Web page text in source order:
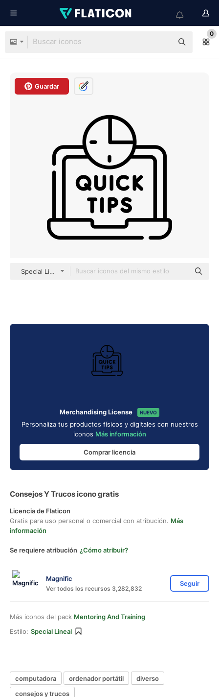
0
Guardar
Special Lineal
Merchandising License NUEVO
Personaliza tus productos físicos y digitales con nuestros
iconos Más información
Comprar licencia
Consejos Y Trucos icono gratis
Licencia de Flaticon
Gratis para uso personal o comercial con atribución. Más
información
Se requiere atribución ¿Cómo atribuir?
Magnific
Ver todos los recursos 3,282,832
Seguir
Más iconos del pack Mentoring And Training
Estilo: Special Lineal
computadora ordenador portátil
diverso
consejos y trucos